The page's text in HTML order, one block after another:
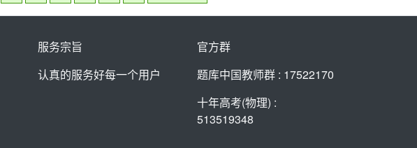
服务宗旨
认真的服务好每一个用户
官方群
题库中国教师群 : 17522170
十年高考(物理) :
513519348